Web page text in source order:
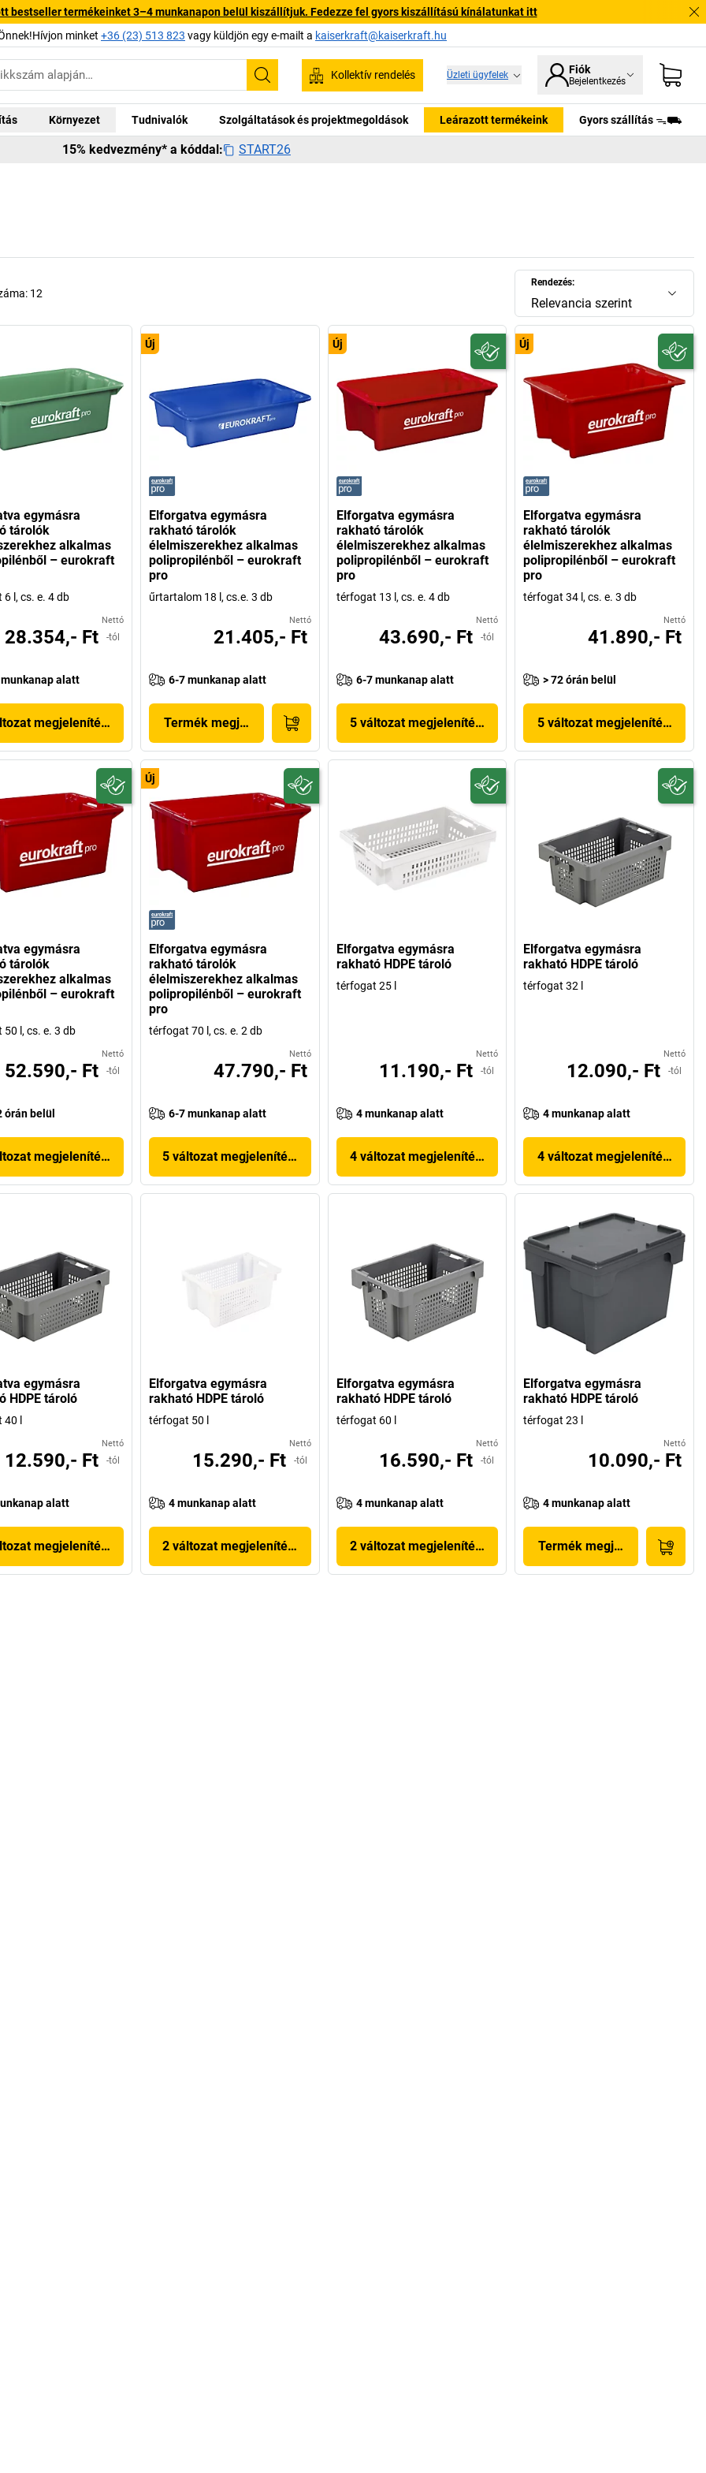
bestseller termékeinket 3–4 munkanapon belül kiszállítjuk. Fedezze fel gyors kiszállítású kínálatunkat itt
minket +36 (23) 513 823 vagy küldjön egy e-mailt a kaiserkraft@kaiserkraft.hu
Keresés
Kollektív rendelés Üzleti ügyfelek Fiók
Bejelentkezés
Környezet Tudnivalók Szolgáltatások és projektmegoldások Leárazott termékeink Gyors szállítás ᯓ⛟
15% kedvezmény* a kóddal: START26
Rendezés:
Relevancia szerint
12
egymásra
tárolók
alkalmas
– eurokraft
l, cs. e. 4 db
Nettó
28.354,- Ft -tól
alatt
megjelenítése
Új
Elforgatva egymásra
rakható tárolók
élelmiszerekhez alkalmas
polipropilénből – eurokraft
pro
űrtartalom 18 l, cs.e. 3 db
Nettó
21.405,- Ft
6-7 munkanap alatt
Termék megjelenítése
Új
Elforgatva egymásra
rakható tárolók
élelmiszerekhez alkalmas
polipropilénből – eurokraft
pro
térfogat 13 l, cs. e. 4 db
Nettó
43.690,- Ft -tól
6-7 munkanap alatt
5 változat megjelenítése
Új
Elforgatva egymásra
rakható tárolók
élelmiszerekhez alkalmas
polipropilénből – eurokraft
pro
térfogat 34 l, cs. e. 3 db
Nettó
41.890,- Ft
> 72 órán belül
5 változat megjelenítése
egymásra
tárolók
alkalmas
– eurokraft
l, cs. e. 3 db
Nettó
52.590,- Ft -tól
órán belül
megjelenítése
Új
Elforgatva egymásra
rakható tárolók
élelmiszerekhez alkalmas
polipropilénből – eurokraft
pro
térfogat 70 l, cs. e. 2 db
Nettó
47.790,- Ft
6-7 munkanap alatt
5 változat megjelenítése
Elforgatva egymásra
rakható HDPE tároló
térfogat 25 l
Nettó
11.190,- Ft -tól
4 munkanap alatt
4 változat megjelenítése
Elforgatva egymásra
rakható HDPE tároló
térfogat 32 l
Nettó
12.090,- Ft -tól
4 munkanap alatt
4 változat megjelenítése
egymásra
HDPE tároló
l
Nettó
12.590,- Ft -tól
alatt
megjelenítése
Elforgatva egymásra
rakható HDPE tároló
térfogat 50 l
Nettó
15.290,- Ft -tól
4 munkanap alatt
2 változat megjelenítése
Elforgatva egymásra
rakható HDPE tároló
térfogat 60 l
Nettó
16.590,- Ft -tól
4 munkanap alatt
2 változat megjelenítése
Elforgatva egymásra
rakható HDPE tároló
térfogat 23 l
Nettó
10.090,- Ft
4 munkanap alatt
Termék megjelenítése